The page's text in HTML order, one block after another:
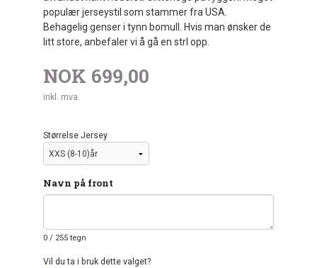
populær jerseystil som stammer fra USA.
Behagelig genser i tynn bomull. Hvis man ønsker de
litt store, anbefaler vi å gå en strl opp.
NOK 699,00
inkl. mva.
Størrelse Jersey
Navn på front
0 / 255 tegn
Vil du ta i bruk dette valget?